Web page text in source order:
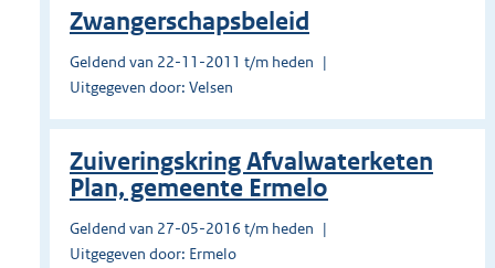
Zwangerschapsbeleid
Geldend van 22-11-2011 t/m heden
Uitgegeven door: Velsen
Zuiveringskring Afvalwaterketen
Plan, gemeente Ermelo
Geldend van 27-05-2016 t/m heden
Uitgegeven door: Ermelo